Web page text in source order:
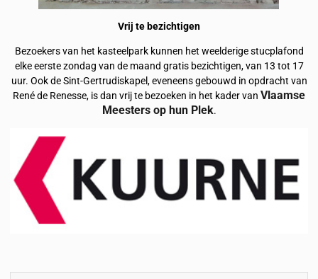
Vrij te bezichtigen
Bezoekers van het kasteelpark kunnen het weelderige stucplafond
elke eerste zondag van de maand gratis bezichtigen, van 13 tot 17
uur. Ook de Sint-Gertrudiskapel, eveneens gebouwd in opdracht van
René de Renesse, is dan vrij te bezoeken in het kader van Vlaamse
Meesters op hun Plek.